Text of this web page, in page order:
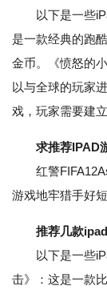
以下是一些
是一款经典的跑
金币。《愤怒的
以与全球的玩家
戏，玩家需要建
求推荐IPAD
红警
游戏地牢猎手好
推荐几款
以下是一些
击》：这是一款